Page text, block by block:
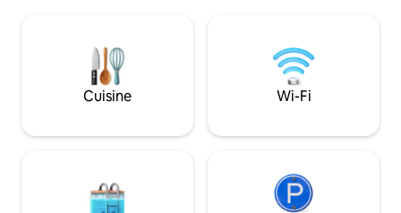
TV et 1 terrain de pétanque. Jardin
Cuisine Wi-Fi